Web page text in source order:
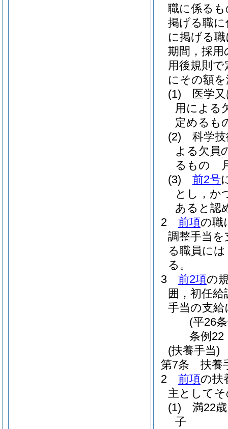
職に係る
掲げる職
に掲げる
期間，採用
用後規則
にその額
(1)
医学
用による
定める
(2)
科学
よる欠員
るもの
(3)
前2号
とし，か
あると認
2
前項の職
調整手当
る職員には
る。
3
前2項の
囲，初任
手当の支
(平26
条例22
(扶養手当)
第7条
扶養
2
前項の扶
主として
(1)
満22
子